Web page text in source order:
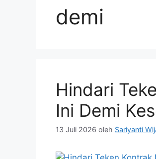
demi
Hindari
Ini Demi
13 Juli 2026 oleh Sariyanti